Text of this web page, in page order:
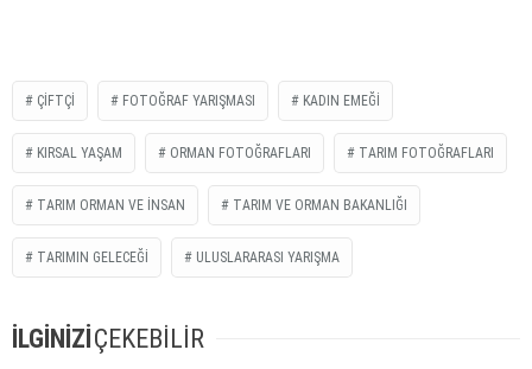
ÇIFTÇI FOTOĞRAF YARIŞMASI KADIN EMEĞI
KIRSAL YAŞAM ORMAN FOTOĞRAFLARI TARIM FOTOĞRAFLARI
TARIM ORMAN VE İNSAN TARIM VE ORMAN BAKANLIĞI
TARIMIN GELECEĞI ULUSLARARASI YARIŞMA
İLGİNİZİÇEKEBİLİR